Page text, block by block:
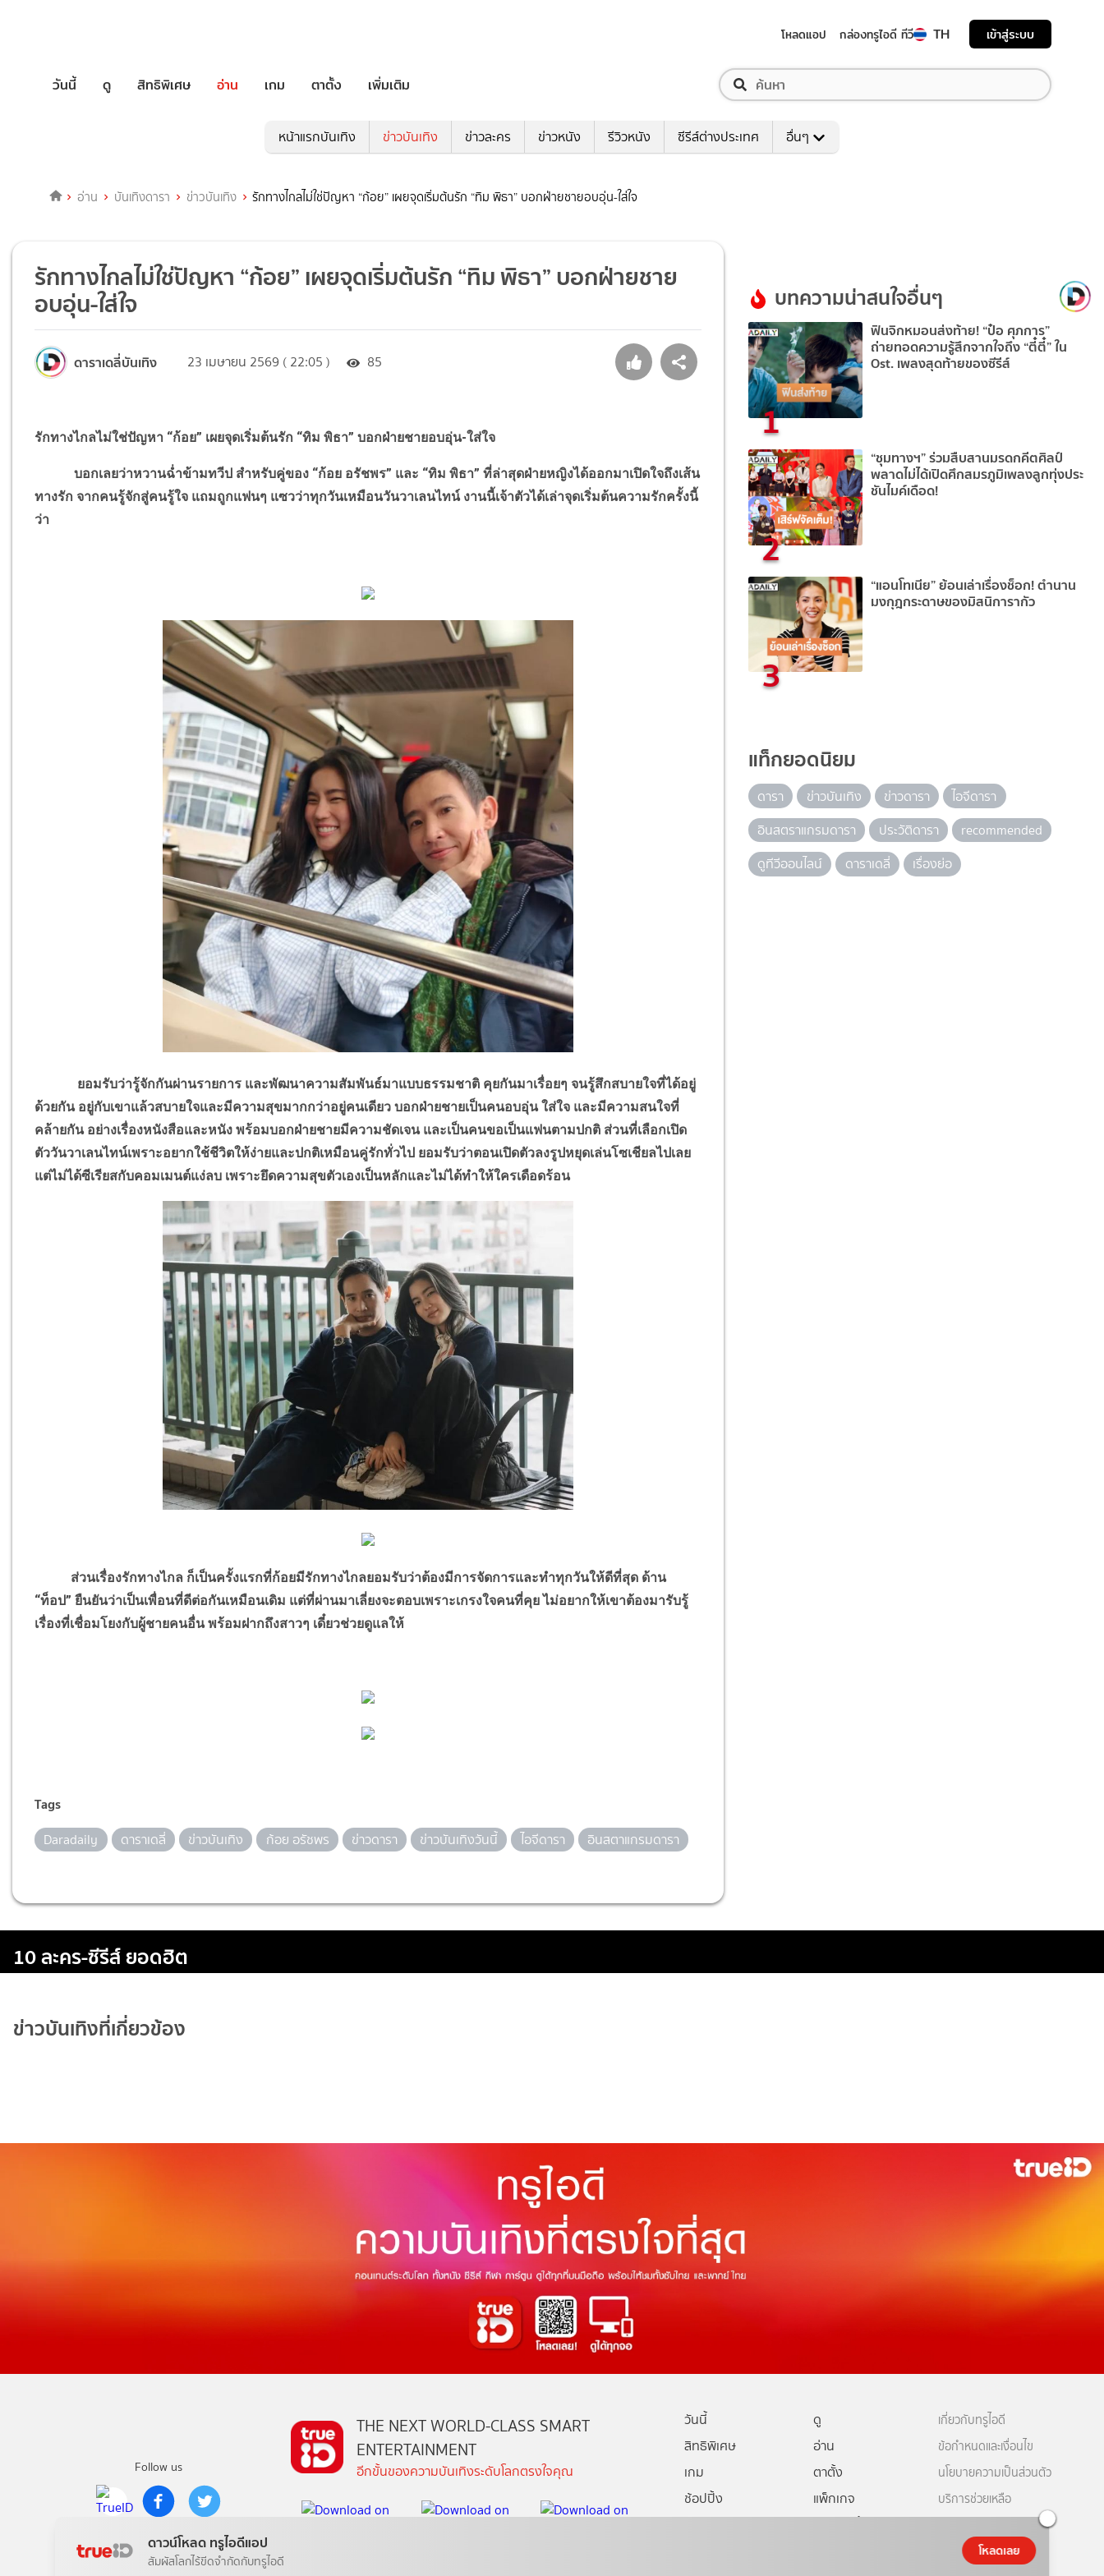
โหลดแอป กล่องทรูไอดี ทีวี TH เข้าสู่ระบบ
วันนี้ ดู สิทธิพิเศษ อ่าน เกม ตาตั้ง เพิ่มเติม
หน้าแรกบันเทิง ข่าวบันเทิง ข่าวละคร ข่าวหนัง รีวิวหนัง ซีรีส์ต่างประเทศ อื่นๆ
อ่าน บันเทิงดารา ข่าวบันเทิง รักทางไกลไม่ใช่ปัญหา “ก้อย” เผยจุดเริ่มต้นรัก “ทิม พิธา” บอกฝ่ายชายอบอุ่น-ใส่ใจ
รักทางไกลไม่ใช่ปัญหา “ก้อย” เผยจุดเริ่มต้นรัก “ทิม พิธา” บอกฝ่ายชาย
อบอุ่น-ใส่ใจ
ดาราเดลี่บันเทิง 23 เมษายน 2569 ( 22:05 ) 85
รักทางไกลไม่ใช่ปัญหา “ก้อย” เผยจุดเริ่มต้นรัก “ทิม พิธา” บอกฝ่ายชายอบอุ่น-ใส่ใจ
บอกเลยว่าหวานฉ่ำข้ามทวีป สำหรับคู่ของ “ก้อย อรัชพร” และ “ทิม พิธา” ที่ล่าสุดฝ่ายหญิงได้ออกมาเปิดใจถึงเส้น
ทางรัก จากคนรู้จักสู่คนรู้ใจ แถมถูกแฟนๆ แซวว่าทุกวันเหมือนวันวาเลนไทน์ งานนี้เจ้าตัวได้เล่าจุดเริ่มต้นความรักครั้งนี้
ว่า
ยอมรับว่ารู้จักกันผ่านรายการ และพัฒนาความสัมพันธ์มาแบบธรรมชาติ คุยกันมาเรื่อยๆ จนรู้สึกสบายใจที่ได้อยู่
ด้วยกัน อยู่กับเขาแล้วสบายใจและมีความสุขมากกว่าอยู่คนเดียว บอกฝ่ายชายเป็นคนอบอุ่น ใส่ใจ และมีความสนใจที่
คล้ายกัน อย่างเรื่องหนังสือและหนัง พร้อมบอกฝ่ายชายมีความชัดเจน และเป็นคนขอเป็นแฟนตามปกติ ส่วนที่เลือกเปิด
ตัววันวาเลนไทน์เพราะอยากใช้ชีวิตให้ง่ายและปกติเหมือนคู่รักทั่วไป ยอมรับว่าตอนเปิดตัวลงรูปหยุดเล่นโซเชียลไปเลย
แต่ไม่ได้ซีเรียสกับคอมเมนต์แง่ลบ เพราะยึดความสุขตัวเองเป็นหลักและไม่ได้ทำให้ใครเดือดร้อน
ส่วนเรื่องรักทางไกล ก็เป็นครั้งแรกที่ก้อยมีรักทางไกลยอมรับว่าต้องมีการจัดการและทำทุกวันให้ดีที่สุด ด้าน
“ท็อป” ยืนยันว่าเป็นเพื่อนที่ดีต่อกันเหมือนเดิม แต่ที่ผ่านมาเลี่ยงจะตอบเพราะเกรงใจคนที่คุย ไม่อยากให้เขาต้องมารับรู้
เรื่องที่เชื่อมโยงกับผู้ชายคนอื่น พร้อมฝากถึงสาวๆ เดี๋ยวช่วยดูแลให้
Tags
Daradaily ดาราเดลี่ ข่าวบันเทิง ก้อย อรัชพร ข่าวดารา ข่าวบันเทิงวันนี้ ไอจีดารา อินสตาแกรมดารา
บทความน่าสนใจอื่นๆ
1
ฟินจิกหมอนส่งท้าย! “ป๋อ ศุภการ”
ถ่ายทอดความรู้สึกจากใจถึง “ตี๋ตี๋” ใน
Ost. เพลงสุดท้ายของซีรีส์
2
“ชุมทางฯ” ร่วมสืบสานมรดกคีตศิลป์
พลาดไม่ได้เปิดศึกสมรภูมิเพลงลูกทุ่งประ
ชันไมค์เดือด!
3
“แอนโทเนีย” ย้อนเล่าเรื่องช็อก! ตำนาน
มงกุฎกระดาษของมิสนิการากัว
แท็กยอดนิยม
ดารา ข่าวบันเทิง ข่าวดารา
ไอจีดารา
อินสตราแกรมดารา
ประวัติดารา
recommended
ดูทีวีออนไลน์
ดาราเดลี่ เรื่องย่อ
10 ละคร-ซีรีส์ ยอดฮิต
ข่าวบันเทิงที่เกี่ยวข้อง
ดาวน์โหลด ทรูไอดีแอป
สัมผัสโลกไร้ขีดจำกัดกับทรูไอดี
โหลดเลย
Follow us
Copyright © True Digital Group Company Limited.
All rights reserved
THE NEXT WORLD-CLASS SMART
ENTERTAINMENT
อีกขั้นของความบันเทิงระดับโลกตรงใจคุณ
วันนี้
ดู
สิทธิพิเศษ
อ่าน
เกม
ตาตั้ง
ช้อปปิ้ง
แพ็กเกจ
เกี่ยวกับทรูไอดี
ข้อกำหนดและเงื่อนไข
นโยบายความเป็นส่วนตัว
บริการช่วยเหลือ